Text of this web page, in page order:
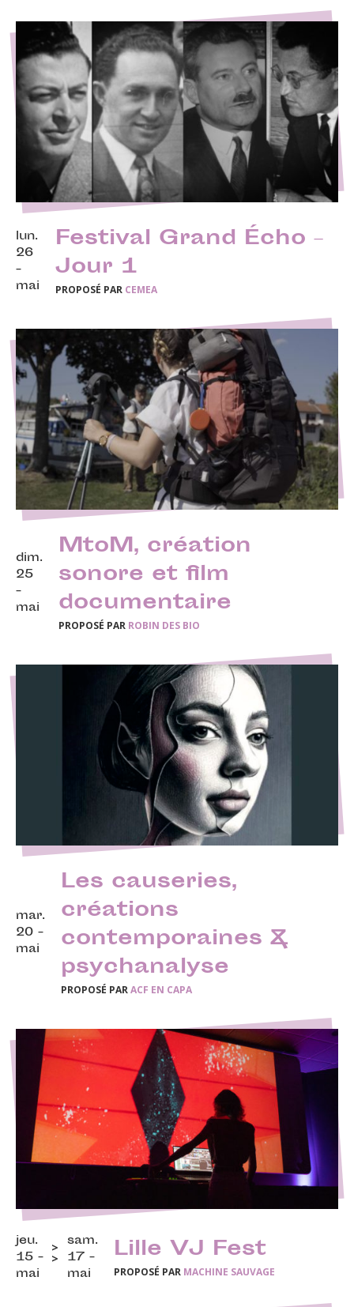
lun.
26
-
mai
Festival Grand Écho –
Jour 1
PROPOSÉ PAR CEMEA
dim.
25
-
mai
MtoM, création
sonore et film
documentaire
PROPOSÉ PAR ROBIN DES BIO
mar.
20 -
mai
Les causeries,
créations
contemporaines &
psychanalyse
PROPOSÉ PARACF EN CAPA
jeu.
15 -
mai
sam.
17 -
mai
Lille VJ Fest
PROPOSÉ PAR MACHINE SAUVAGE